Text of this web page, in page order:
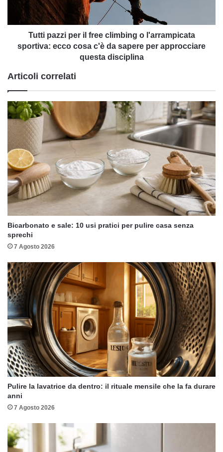
l'arrampicata
sportiva:
cosa
sapere
questa
disciplina
Tutti pazzi per il free climbing o l'arrampicata
sportiva: ecco cosa c'è da sapere per approcciare
questa disciplina
Articoli correlati
Bicarbonato e sale: 10 usi pratici per pulire casa senza
sprechi
7 Agosto 2026
Pulire la lavatrice da dentro: il rituale mensile che la fa durare
anni
7 Agosto 2026